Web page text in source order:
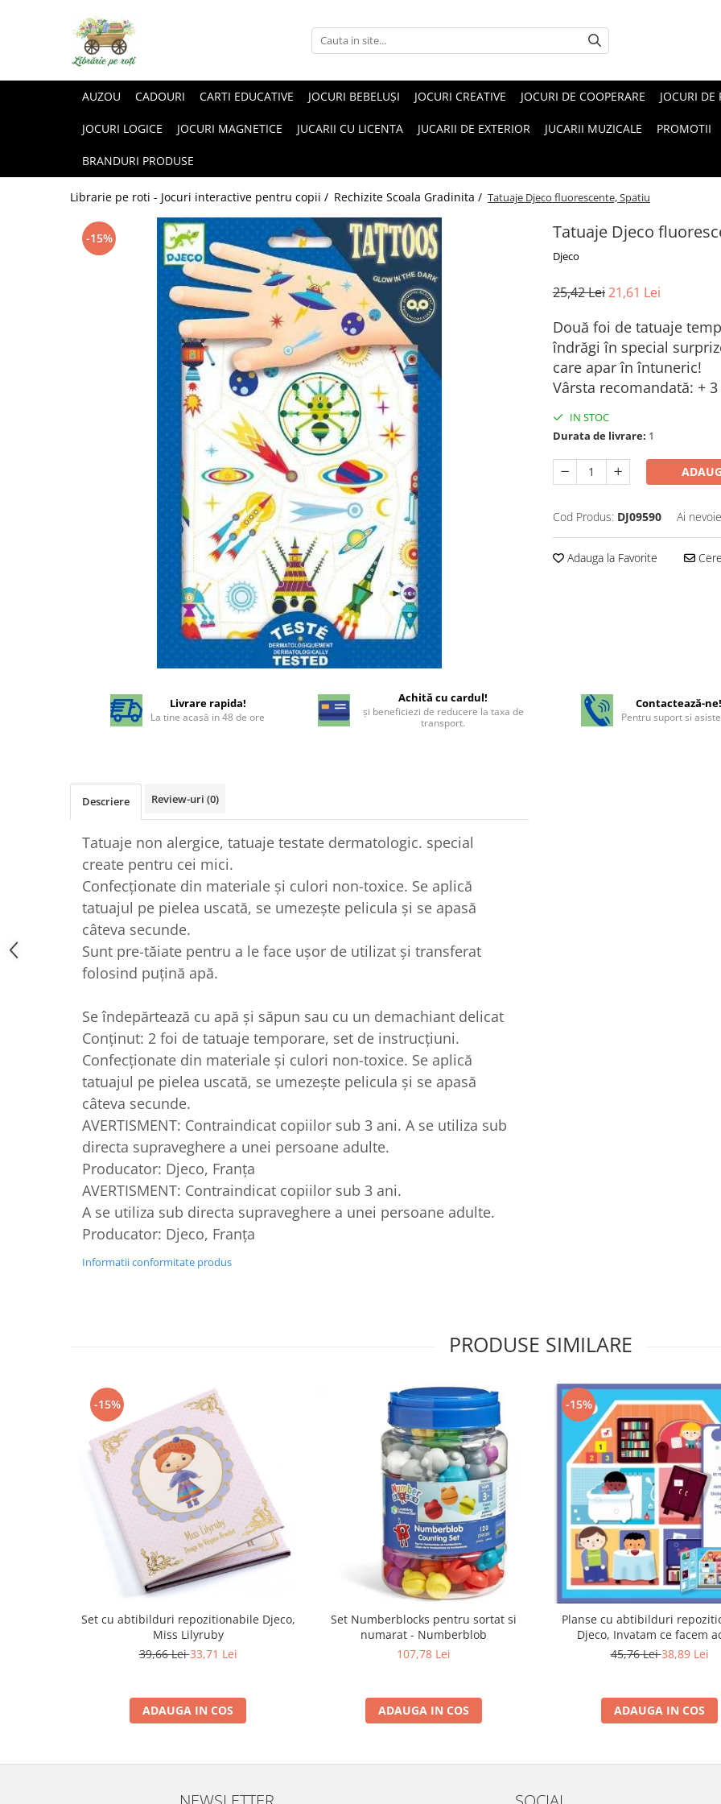
AUZOU CADOURI CARTI EDUCATIVE JOCURI BEBELUŞI JOCURI CREATIVE JOCURI DE COOPERARE JOCURI DE
JOCURI LOGICE JOCURI MAGNETICE JUCARII CU LICENTA JUCARII DE EXTERIOR JUCARII MUZICALE PROMOTII
BRANDURI PRODUSE
Librarie pe roti - Jocuri interactive pentru copii / Rechizite Scoala Gradinita / Tatuaje Djeco fluorescente, Spatiu
Tatuaje Djeco
Djeco
-15%
25,42 Lei21,61 Lei
Două foi de tatuaje
îndrăgi în special
care apar în întuneric!
Vârsta recomandată: +
IN STOC
Durata de livrare: 1
Cod Produs: DJ09590 Ai
Adauga la Favorite
Livrare rapida!
La tine acasă in 48 de ore
Achită cu cardul!
şi beneficiezi de reducere la taxa de
transport.
Contactează-ne!
Pentru suport si
Descriere Review-uri (0)
Tatuaje non alergice, tatuaje testate dermatologic. special
create pentru cei mici.
Confecționate din materiale și culori non-toxice. Se aplică
tatuajul pe pielea uscată, se umezește pelicula și se apasă
câteva secunde.
Sunt pre-tăiate pentru a le face ușor de utilizat și transferat
folosind puțină apă.
Se îndepărtează cu apă și săpun sau cu un demachiant delicat
Conținut: 2 foi de tatuaje temporare, set de instrucțiuni.
Confecționate din materiale și culori non-toxice. Se aplică
tatuajul pe pielea uscată, se umezește pelicula și se apasă
câteva secunde.
AVERTISMENT: Contraindicat copiilor sub 3 ani. A se utiliza sub
directa supraveghere a unei persoane adulte.
Producator: Djeco, Franța
AVERTISMENT: Contraindicat copiilor sub 3 ani.
A se utiliza sub directa supraveghere a unei persoane adulte.
Producator: Djeco, Franța
Informatii conformitate produs
PRODUSE SIMILARE
-15%
Set cu abtibilduri repozitionabile Djeco,
Miss Lilyruby
39,66 Lei33,71 Lei
ADAUGA IN COS
Set Numberblocks pentru sortat si
numarat - Numberblob
107,78 Lei
ADAUGA IN COS
-15%
Planse cu abtibilduri
Djeco, Invatam ce facem
45,76 Lei38,89 Lei
ADAUGA IN COS